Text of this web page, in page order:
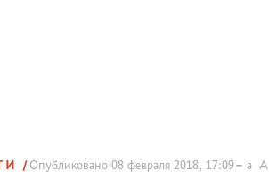
Опубликовано08 февраля 2018, 17:09 a A